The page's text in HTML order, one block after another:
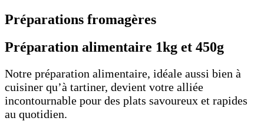
Préparations fromagères
Préparation alimentaire 1kg et 450g
Notre préparation alimentaire, idéale aussi bien à
cuisiner qu’à tartiner, devient votre alliée
incontournable pour des plats savoureux et rapides
au quotidien.